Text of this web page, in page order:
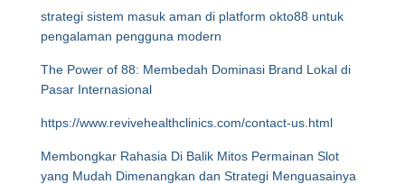
strategi sistem masuk aman di platform okto88 untuk
pengalaman pengguna modern
The Power of 88: Membedah Dominasi Brand Lokal di
Pasar Internasional
https://www.revivehealthclinics.com/contact-us.html
Membongkar Rahasia Di Balik Mitos Permainan Slot
yang Mudah Dimenangkan dan Strategi Menguasainya